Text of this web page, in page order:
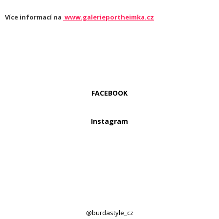
Více informací na www.galerieportheimka.cz
FACEBOOK
Instagram
@burdastyle_cz